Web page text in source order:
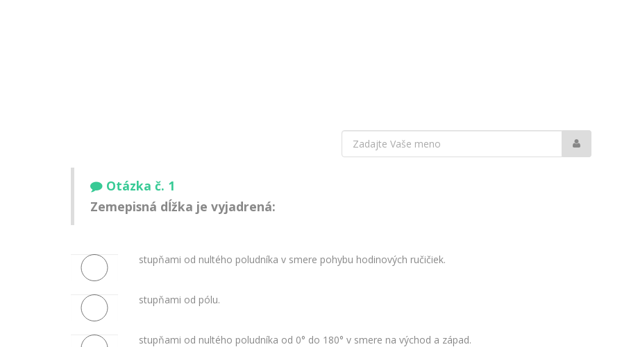
Vaše
meno:
Otázka č. 1
Zemepisná dĺžka je vyjadrená:
stupňami od nultého poludníka v smere pohybu hodinových ručičiek.
stupňami od pólu.
stupňami od nultého poludníka od 0° do 180° v smere na východ a západ.